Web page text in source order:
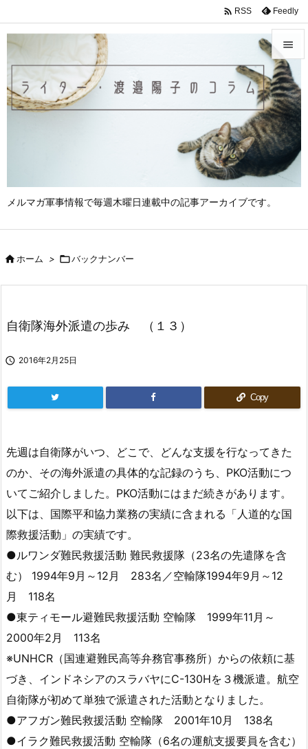
メルマガ軍事情報で毎週木曜日連載中の記事アーカイブです。


メニュ

サイド

前へ

検索
 RSS Feedly
ホーム > バックナンバー
自衛隊海外派遣の歩み （１３）
 2016年2月25日
Copy
先週は自衛隊がいつ、どこで、どんな支援を行なってきた
のか、その海外派遣の具体的な記録のうち、PKO活動につ
いてご紹介しました。PKO活動にはまだ続きがあります。
以下は、国際平和協力業務の実績に含まれる「人道的な国
際救援活動」の実績です。
●ルワンダ難民救援活動 難民救援隊（23名の先遣隊を含
む） 1994年9月～12月 283名／空輸隊1994年9月～12
月 118名
●東ティモール避難民救援活動 空輸隊 1999年11月～
2000年2月 113名
※UNHCR（国連避難民高等弁務官事務所）からの依頼に基
づき、インドネシアのスラバヤにC-130Hを３機派遣。航空
自衛隊が初めて単独で派遣された活動となりました。
●アフガン難民救援活動 空輸隊 2001年10月 138名
●イラク難民救援活動 空輸隊（6名の運航支援要員を含む）